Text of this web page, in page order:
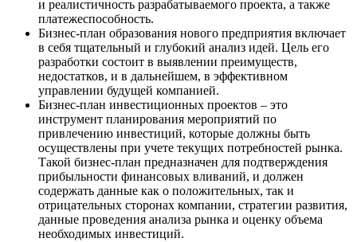
и реалистичность разрабатываемого проекта, а также
платежеспособность.
Бизнес-план образования нового предприятия включает
в себя тщательный и глубокий анализ идей. Цель его
разработки состоит в выявлении преимуществ,
недостатков, и в дальнейшем, в эффективном
управлении будущей компанией.
Бизнес-план инвестиционных проектов – это
инструмент планирования мероприятий по
привлечению инвестиций, которые должны быть
осуществлены при учете текущих потребностей рынка.
Такой бизнес-план предназначен для подтверждения
прибыльности финансовых вливаний, и должен
содержать данные как о положительных, так и
отрицательных сторонах компании, стратегии развития,
данные проведения анализа рынка и оценку объема
необходимых инвестиций.